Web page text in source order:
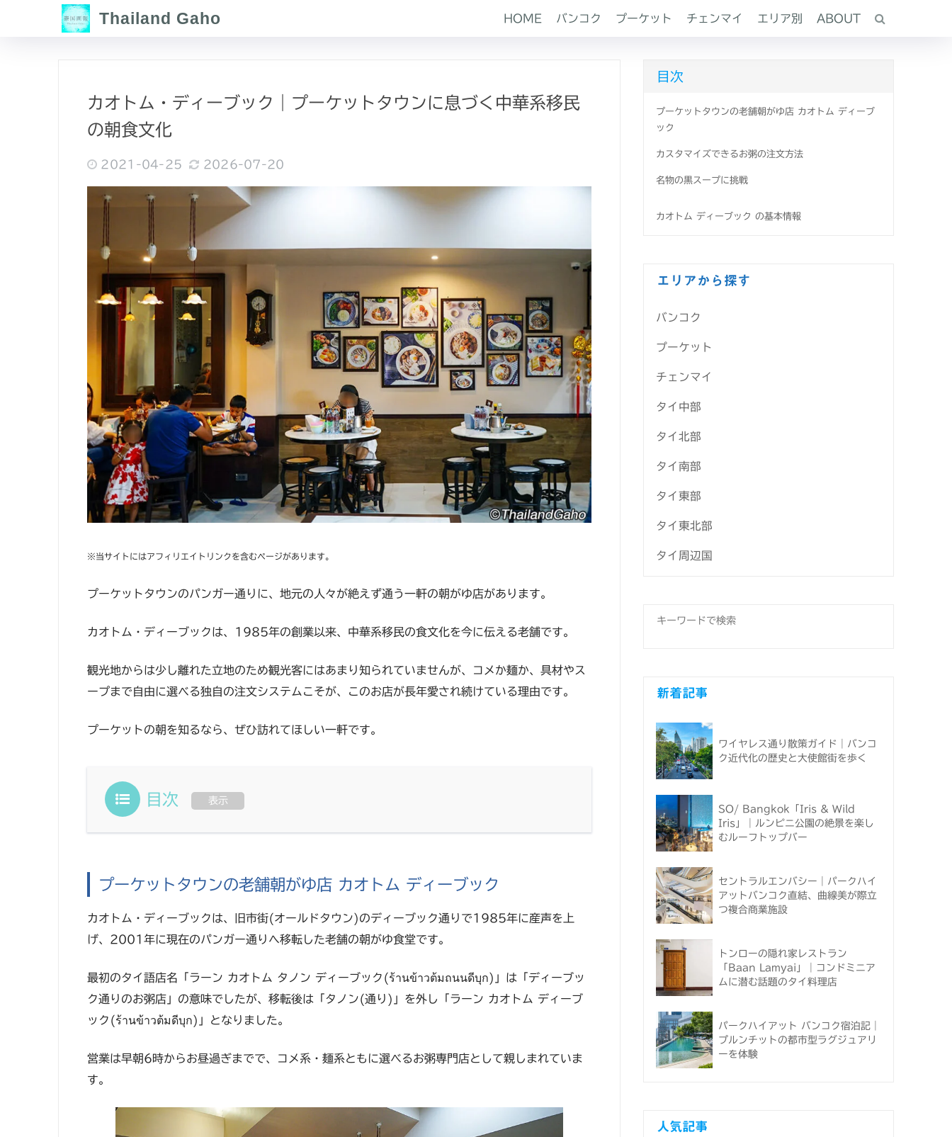
Thailand Gaho HOME バンコク プーケット チェンマイ エリア別 ABOUT
カオトム・ディーブック｜プーケットタウンに息づく中華系移民
の朝食文化
2021-04-25 2026-07-20
※当サイトにはアフィリエイトリンクを含むページがあります。
プーケットタウンのパンガー通りに、地元の人々が絶えず通う一軒の朝がゆ店があります。
カオトム・ディーブックは、1985年の創業以来、中華系移民の食文化を今に伝える老舗です。
観光地からは少し離れた立地のため観光客にはあまり知られていませんが、コメか麺か、具材やス
ープまで自由に選べる独自の注文システムこそが、このお店が長年愛され続けている理由です。
プーケットの朝を知るなら、ぜひ訪れてほしい一軒です。
目次 表示
プーケットタウンの老舗朝がゆ店 カオトム ディーブック
カオトム・ディーブックは、旧市街(オールドタウン)のディーブック通りで1985年に産声を上
げ、2001年に現在のパンガー通りへ移転した老舗の朝がゆ食堂です。
最初のタイ語店名「ラーン カオトム タノン ディーブック(ร้านข้าวต้มถนนดีบุก)」は「ディーブッ
ク通りのお粥店」の意味でしたが、移転後は「タノン(通り)」を外し「ラーン カオトム ディーブ
ック(ร้านข้าวต้มดีบุก)」となりました。
営業は早朝6時からお昼過ぎまでで、コメ系・麺系ともに選べるお粥専門店として親しまれていま
す。
目次
プーケットタウンの老舗朝がゆ店 カオトム ディーブ
ック
カスタマイズできるお粥の注文方法
名物の黒スープに挑戦
カオトム ディーブック の基本情報
エリアから探す
バンコク
プーケット
チェンマイ
タイ中部
タイ北部
タイ南部
タイ東部
タイ東北部
タイ周辺国
新着記事
ワイヤレス通り散策ガイド｜バンコ
ク近代化の歴史と大使館街を歩く
SO/ Bangkok「Iris & Wild
Iris」｜ルンピニ公園の絶景を楽し
むルーフトップバー
セントラルエンバシー｜パークハイ
アットバンコク直結、曲線美が際立
つ複合商業施設
トンローの隠れ家レストラン
「Baan Lamyai」｜コンドミニア
ムに潜む話題のタイ料理店
パークハイアット バンコク宿泊記｜
プルンチットの都市型ラグジュアリ
ーを体験
人気記事